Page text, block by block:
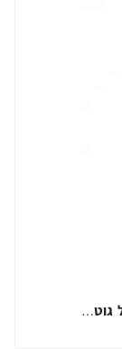
קרם לשיער צבוע יבש ובניית תלתל גוטוקולה